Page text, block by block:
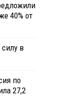
40% от
в
по
27,2